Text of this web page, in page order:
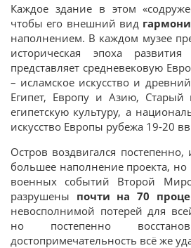
Каждое здание в этом
чтобы его внешний вид
наполнением. В каждом музее
историческая эпоха
представляет средневековую
– исламское искусство и
Египет, Европу и Азию,
египетскую культуру, а
искусство Европы рубежа 19-20
Остров воздвигался
большее наполнение проекта, но
военных событий Второй
разрушены почти на 70
невосполнимой потерей для
но постепенно
достопримечательность всё же